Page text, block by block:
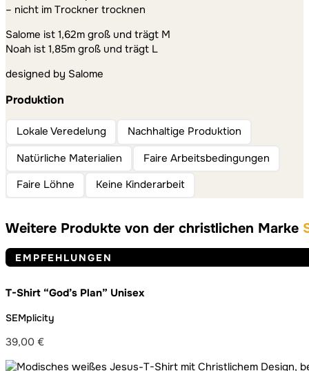
– nicht im Trockner trocknen
Salome ist 1,62m groß und trägt M
Noah ist 1,85m groß und trägt L
designed by Salome
Produktion
Lokale Veredelung
Nachhaltige Produktion
Natürliche Materialien
Faire Arbeitsbedingungen
Faire Löhne
Keine Kinderarbeit
Weitere Produkte von der christlichen Marke
EMPFEHLUNGEN
T-Shirt “God’s Plan” Unisex
SEMplicity
39,00 €